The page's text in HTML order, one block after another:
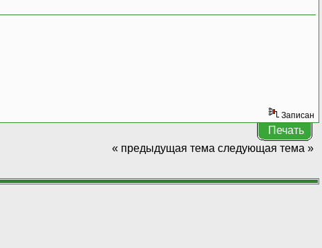
Записан
Печать
« предыдущая тема следующая тема »